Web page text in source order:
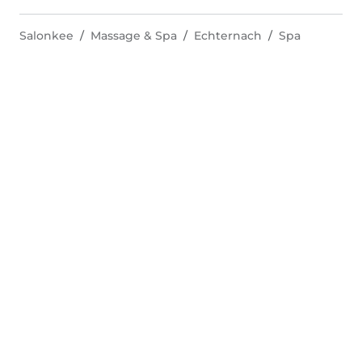
Salonkee Massage & Spa Echternach Spa